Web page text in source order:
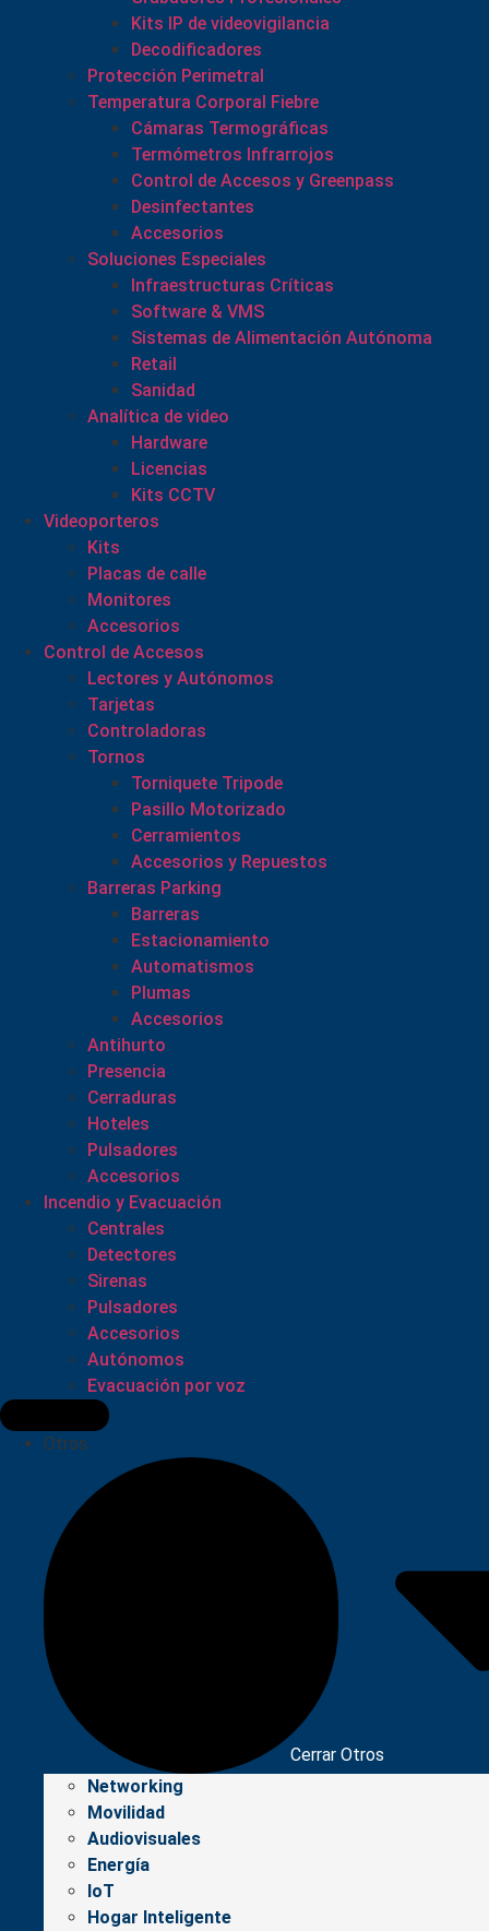
Kits IP de videovigilancia
Decodificadores
Protección Perimetral
Temperatura Corporal Fiebre
Cámaras Termográficas
Termómetros Infrarrojos
Control de Accesos y Greenpass
Desinfectantes
Accesorios
Soluciones Especiales
Infraestructuras Críticas
Software & VMS
Sistemas de Alimentación Autónoma
Retail
Sanidad
Analítica de video
Hardware
Licencias
Kits CCTV
Videoporteros
Kits
Placas de calle
Monitores
Accesorios
Control de Accesos
Lectores y Autónomos
Tarjetas
Controladoras
Tornos
Torniquete Tripode
Pasillo Motorizado
Cerramientos
Accesorios y Repuestos
Barreras Parking
Barreras
Estacionamiento
Automatismos
Plumas
Accesorios
Antihurto
Presencia
Cerraduras
Hoteles
Pulsadores
Accesorios
Incendio y Evacuación
Centrales
Detectores
Sirenas
Pulsadores
Accesorios
Autónomos
Evacuación por voz
Otros
Cerrar Otros
Networking
Movilidad
Audiovisuales
Energía
IoT
Hogar Inteligente